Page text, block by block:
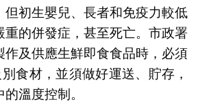
但初生嬰兒、長者和免疫力較低
重的併發症，甚至死亡。市政署
作及供應生鮮即食食品時，必須
食材，並須做好運送、貯存，
溫度控制。